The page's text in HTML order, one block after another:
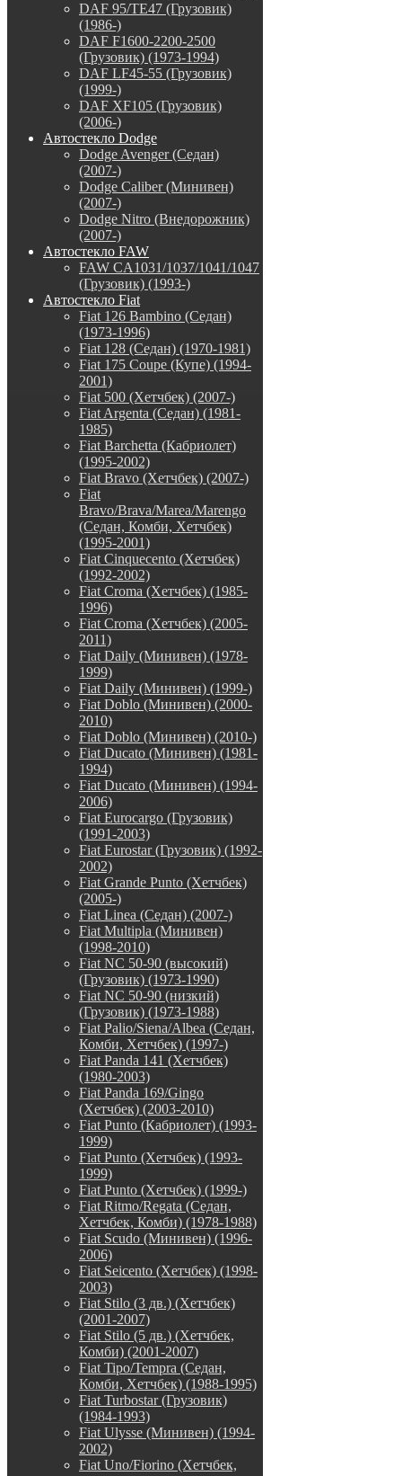
DAF 95/TE47 (Грузовик)
(1986-)
DAF F1600-2200-2500
(Грузовик) (1973-1994)
DAF LF45-55 (Грузовик)
(1999-)
DAF XF105 (Грузовик)
(2006-)
Автостекло Dodge
Dodge Avenger (Седан)
(2007-)
Dodge Caliber (Минивен)
(2007-)
Dodge Nitro (Внедорожник)
(2007-)
Автостекло FAW
FAW CA1031/1037/1041/1047
(Грузовик) (1993-)
Автостекло Fiat
Fiat 126 Bambino (Седан)
(1973-1996)
Fiat 128 (Седан) (1970-1981)
Fiat 175 Coupe (Купе) (1994-
2001)
Fiat 500 (Хетчбек) (2007-)
Fiat Argenta (Седан) (1981-
1985)
Fiat Barchetta (Кабриолет)
(1995-2002)
Fiat Bravo (Хетчбек) (2007-)
Fiat
Bravo/Brava/Marea/Marengo
(Седан, Комби, Хетчбек)
(1995-2001)
Fiat Cinquecento (Хетчбек)
(1992-2002)
Fiat Croma (Хетчбек) (1985-
1996)
Fiat Croma (Хетчбек) (2005-
2011)
Fiat Daily (Минивен) (1978-
1999)
Fiat Daily (Минивен) (1999-)
Fiat Doblo (Минивен) (2000-
2010)
Fiat Doblo (Минивен) (2010-)
Fiat Ducato (Минивен) (1981-
1994)
Fiat Ducato (Минивен) (1994-
2006)
Fiat Eurocargo (Грузовик)
(1991-2003)
Fiat Eurostar (Грузовик) (1992-
2002)
Fiat Grande Punto (Хетчбек)
(2005-)
Fiat Linea (Седан) (2007-)
Fiat Multipla (Минивен)
(1998-2010)
Fiat NC 50-90 (высокий)
(Грузовик) (1973-1990)
Fiat NC 50-90 (низкий)
(Грузовик) (1973-1988)
Fiat Palio/Siena/Albea (Седан,
Комби, Хетчбек) (1997-)
Fiat Panda 141 (Хетчбек)
(1980-2003)
Fiat Panda 169/Gingo
(Хетчбек) (2003-2010)
Fiat Punto (Кабриолет) (1993-
1999)
Fiat Punto (Хетчбек) (1993-
1999)
Fiat Punto (Хетчбек) (1999-)
Fiat Ritmo/Regata (Седан,
Хетчбек, Комби) (1978-1988)
Fiat Scudo (Минивен) (1996-
2006)
Fiat Seicento (Хетчбек) (1998-
2003)
Fiat Stilo (3 дв.) (Хетчбек)
(2001-2007)
Fiat Stilo (5 дв.) (Хетчбек,
Комби) (2001-2007)
Fiat Tipo/Tempra (Седан,
Комби, Хетчбек) (1988-1995)
Fiat Turbostar (Грузовик)
(1984-1993)
Fiat Ulysse (Минивен) (1994-
2002)
Fiat Uno/Fiorino (Хетчбек,